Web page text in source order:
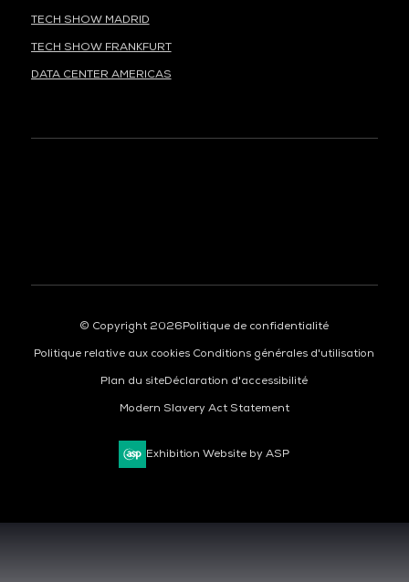
TECH SHOW MADRID
TECH SHOW FRANKFURT
DATA CENTER AMERICAS
© Copyright 2026Politique de confidentialité
Politique relative aux cookies Conditions générales d'utilisation
Plan du siteDéclaration d'accessibilité
Modern Slavery Act Statement
Exhibition Website by ASP